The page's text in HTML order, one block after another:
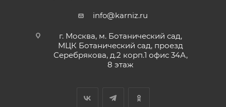
info@karniz.ru
г. Москва, м. Ботанический сад,
МЦК Ботанический сад, проезд
Серебрякова, д.2 корп.1 офис 34А,
8 этаж